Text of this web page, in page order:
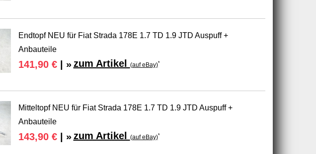
Endtopf NEU für Fiat Strada 178E 1.7 TD 1.9 JTD Auspuff +
Anbauteile
141,90 €| » zum Artikel (auf eBay)*
Mitteltopf NEU für Fiat Strada 178E 1.7 TD 1.9 JTD Auspuff +
Anbauteile
143,90 €| » zum Artikel (auf eBay)*